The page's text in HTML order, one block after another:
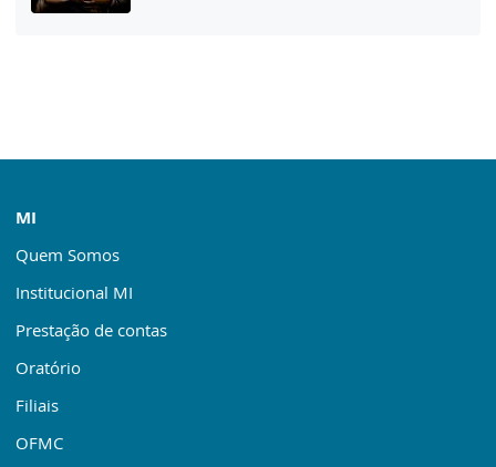
MI
Quem Somos
Institucional MI
Prestação de contas
Oratório
Filiais
OFMC